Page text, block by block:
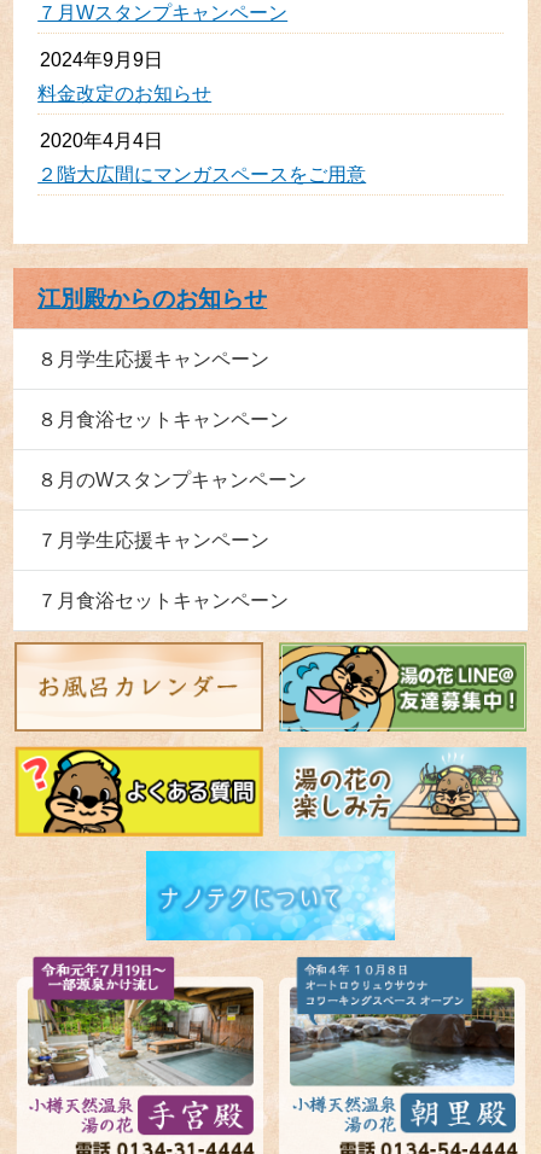
７月Wスタンプキャンペーン
2024年9月9日
料金改定のお知らせ
2020年4月4日
２階大広間にマンガスペースをご用意
江別殿からのお知らせ
８月学生応援キャンペーン
８月食浴セットキャンペーン
８月のWスタンプキャンペーン
７月学生応援キャンペーン
７月食浴セットキャンペーン